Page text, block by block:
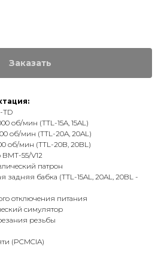
Заказать
TD
об/мин (TTL-15A, 15AL)
об/мин (TTL-20A, 20AL)
об/мин (TTL-20B, 20BL)
55/V12
патрон
задняя бабка (TTL-15AL, 20AL, 20BL -
отключения питания
симулятор
резьбы
(PCMCIA)